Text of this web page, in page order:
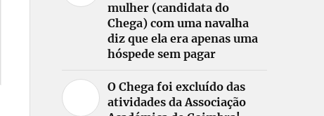
mulher (candidata do
Chega) com uma navalha
diz que ela era apenas uma
hóspede sem pagar
O Chega foi excluído das
atividades da Associação